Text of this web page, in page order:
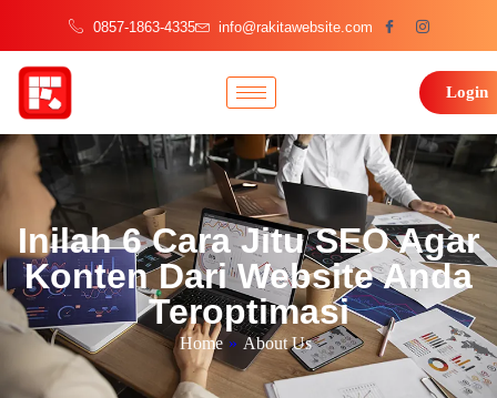
0857-1863-4335 info@rakitawebsite.com
Login
Inilah 6 Cara Jitu SEO Agar
Konten Dari Website Anda
Teroptimasi
Home » About Us